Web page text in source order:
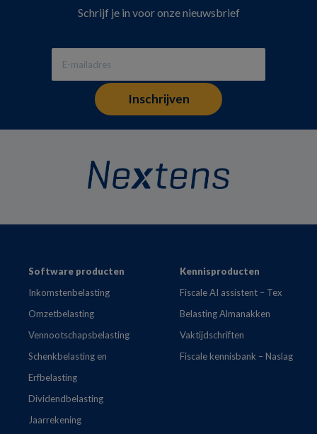
Schrijf je in voor onze nieuwsbrief
FooterSoftware producten
Inkomstenbelasting
Omzetbelasting
Vennootschapsbelasting
Schenkbelasting en
Erfbelasting
Dividendbelasting
Jaarrekening
Kennisproducten
Fiscale AI assistent – Tex
Belasting Almanakken
Vaktijdschriften
Fiscale kennisbank – Naslag